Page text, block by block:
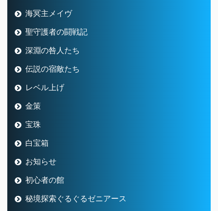
海冥主メイヴ
聖守護者の闘戦記
深淵の咎人たち
伝説の宿敵たち
レベル上げ
金策
宝珠
白宝箱
お知らせ
初心者の館
秘境探索ぐるぐるゼニアース